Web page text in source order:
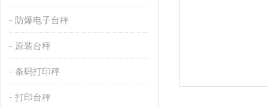
防爆电子台秤
原装台秤
条码打印秤
打印台秤